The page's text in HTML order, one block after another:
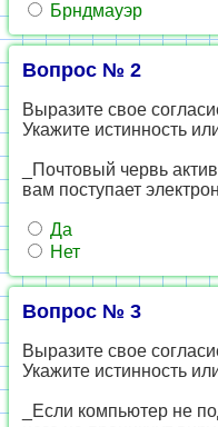
Брндмауэр
Вопрос № 2
Выразите свое
Укажите истинность
_Почтовый червь
вам поступает
Да
Нет
Вопрос № 3
Выразите свое
Укажите истинность
_Если компьютер не